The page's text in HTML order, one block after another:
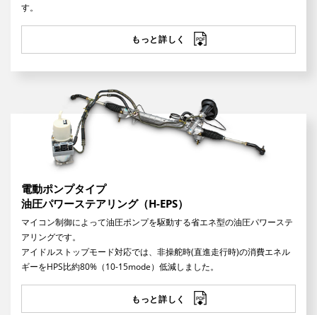
す。
もっと詳しく
電動ポンプタイプ
油圧パワーステアリング（H-EPS）
マイコン制御によって油圧ポンプを駆動する省エネ型の油圧パワーステ
アリングです。
アイドルストップモード対応では、非操舵時(直進走行時)の消費エネル
ギーをHPS比約80%（10-15mode）低減しました。
もっと詳しく